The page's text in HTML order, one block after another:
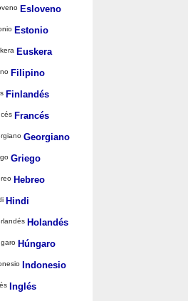
Esloveno
Estonio
Euskera
Filipino
Finlandés
Francés
Georgiano
Griego
Hebreo
Hindi
Holandés
Húngaro
Indonesio
Inglés